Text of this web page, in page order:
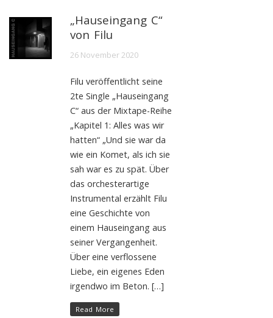
„Hauseingang C“
von Filu
26 November 2020
Filu veröffentlicht seine
2te Single „Hauseingang
C“ aus der Mixtape-Reihe
„Kapitel 1: Alles was wir
hatten“ „Und sie war da
wie ein Komet, als ich sie
sah war es zu spät. Über
das orchesterartige
Instrumental erzählt Filu
eine Geschichte von
einem Hauseingang aus
seiner Vergangenheit.
Über eine verflossene
Liebe, ein eigenes Eden
irgendwo im Beton. […]
Read More